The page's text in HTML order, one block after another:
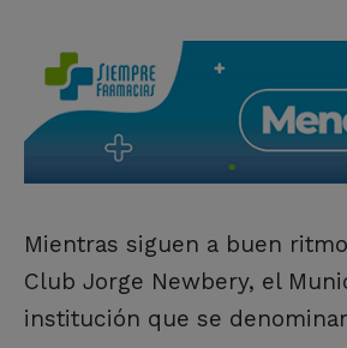
Mientras siguen a buen
Club Jorge Newbery, el
institución que se